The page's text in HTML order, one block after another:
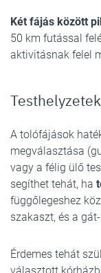
Két fájás között
50 km futással
aktivitásnak felel
A tolófájások
megválasztása
vagy a félig ülő
segíthet tehát, ha
függőlegeshez
szakaszt, és a
Érdemes tehát